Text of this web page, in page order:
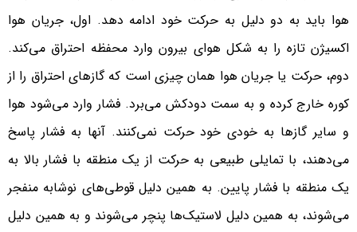
هوا باید به دو دلیل به حرکت خود ادامه دهد. اول، جریان هوا
اکسیژن تازه را به شکل هوای بیرون وارد محفظه احتراق می‌کند.
دوم، حرکت یا جریان هوا همان چیزی است که گازهای احتراق را از
کوره خارج کرده و به سمت دودکش می‌برد. فشار وارد می‌شود هوا
و سایر گازها به خودی خود حرکت نمی‌کنند. آنها به فشار پاسخ
می‌دهند، با تمایلی طبیعی به حرکت از یک منطقه با فشار بالا به
یک منطقه با فشار پایین. به همین دلیل قوطی‌های نوشابه منفجر
می‌شوند، به همین دلیل لاستیک‌ها پنچر می‌شوند و به همین دلیل